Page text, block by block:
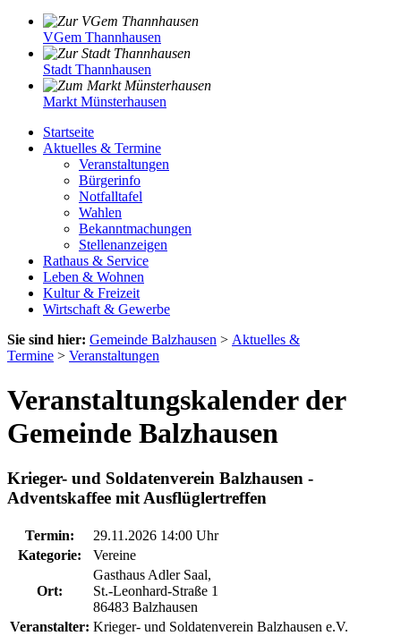
VGem Thannhausen
Stadt Thannhausen
Markt Münsterhausen
Startseite
Aktuelles & Termine
Veranstaltungen
Bürgerinfo
Notfalltafel
Wahlen
Bekanntmachungen
Stellenanzeigen
Rathaus & Service
Leben & Wohnen
Kultur & Freizeit
Wirtschaft & Gewerbe
Sie sind hier: Gemeinde Balzhausen > Aktuelles &
Termine > Veranstaltungen
Veranstaltungskalender der
Gemeinde Balzhausen
Krieger- und Soldatenverein Balzhausen -
Adventskaffee mit Ausflüglertreffen
Termin:
29.11.2026 14:00 Uhr
Kategorie:
Vereine
Ort:
Gasthaus Adler Saal,
St.-Leonhard-Straße 1
86483 Balzhausen
Veranstalter: Krieger- und Soldatenverein Balzhausen e.V.